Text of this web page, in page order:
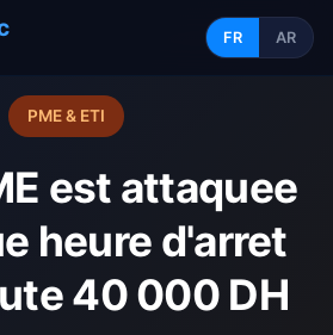
FR AR
PME & ETI
est attaquee
heure d'arret
40 000 DH